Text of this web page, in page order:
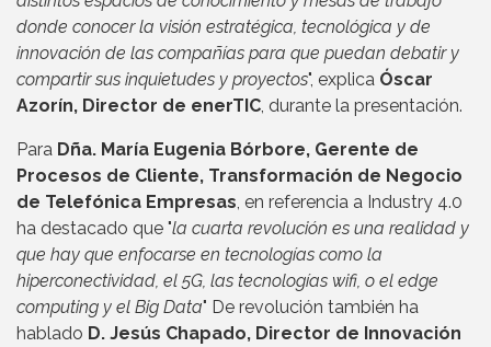
donde conocer la visión estratégica, tecnológica y de
innovación de las compañías para que puedan debatir y
compartir sus inquietudes y proyectos", explica Óscar
Azorín, Director de enerTIC , durante la presentación.
Para Dña. María Eugenia Bórbore, Gerente de
Procesos de Cliente, Transformación de Negocio
de Telefónica Empresas , en referencia a Industry 4.0
ha destacado que "la cuarta revolución es una realidad y
que hay que enfocarse en tecnologías como la
hiperconectividad, el 5G, las tecnologías wifi, o el edge
computing y el Big Data" De revolución también ha
hablado D. Jesús Chapado, Director de Innovación